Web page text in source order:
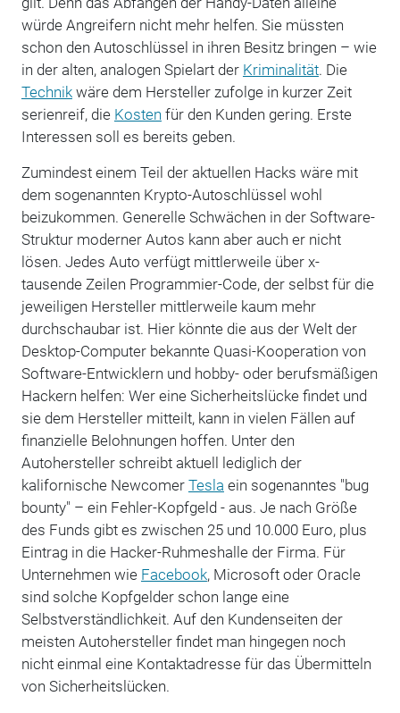
würde Angreifern nicht mehr helfen. Sie müssten
schon den Autoschlüssel in ihren Besitz bringen – wie
in der alten, analogen Spielart der Kriminalität. Die
Technikwäre dem Hersteller zufolge in kurzer Zeit
serienreif, die Kosten für den Kunden gering. Erste
Interessen soll es bereits geben.
Zumindest einem Teil der aktuellen Hacks wäre mit
dem sogenannten Krypto-Autoschlüssel wohl
beizukommen. Generelle Schwächen in der Software-
Struktur moderner Autos kann aber auch er nicht
lösen. Jedes Auto verfügt mittlerweile über x-
tausende Zeilen Programmier-Code, der selbst für die
jeweiligen Hersteller mittlerweile kaum mehr
durchschaubar ist. Hier könnte die aus der Welt der
Desktop-Computer bekannte Quasi-Kooperation von
Software-Entwicklern und hobby- oder berufsmäßigen
Hackern helfen: Wer eine Sicherheitslücke findet und
sie dem Hersteller mitteilt, kann in vielen Fällen auf
finanzielle Belohnungen hoffen. Unter den
Autohersteller schreibt aktuell lediglich der
kalifornische Newcomer Tesla ein sogenanntes "bug
bounty" – ein Fehler-Kopfgeld - aus. Je nach Größe
des Funds gibt es zwischen 25 und 10.000 Euro, plus
Eintrag in die Hacker-Ruhmeshalle der Firma. Für
Unternehmen wie Facebook, Microsoft oder Oracle
sind solche Kopfgelder schon lange eine
Selbstverständlichkeit. Auf den Kundenseiten der
meisten Autohersteller findet man hingegen noch
nicht einmal eine Kontaktadresse für das Übermitteln
von Sicherheitslücken.